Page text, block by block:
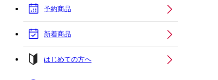
予約商品
新着商品
はじめての方へ